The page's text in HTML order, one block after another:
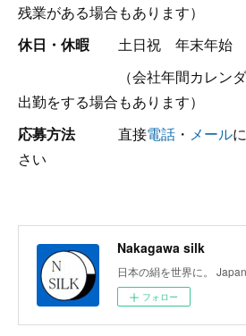
残業がある場合もあります）
休日・休暇 土日祝 年末年始
（会社年間カレンダーで
出勤をする場合もあります）
応募方法 直接電話 ・ メール
さい
Nakagawa silk
日本の絹を世界に。
フォロー